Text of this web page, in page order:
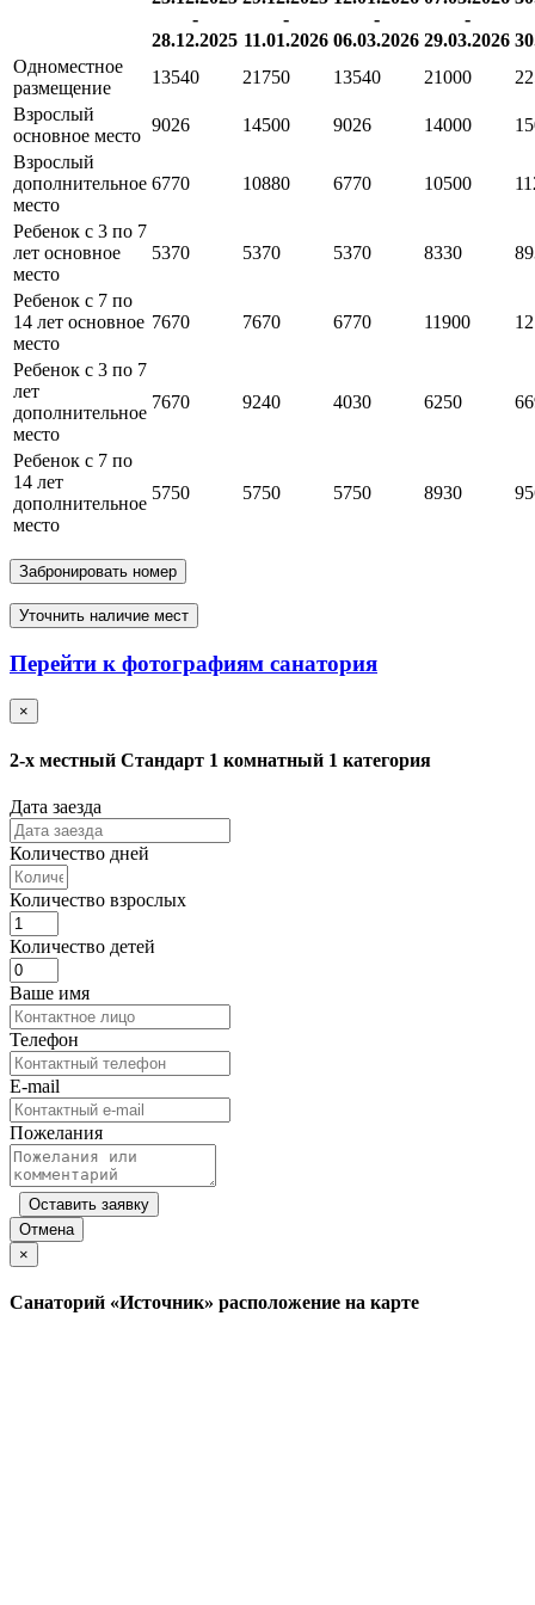
-
28.12.2025
-
11.01.2026
-
06.03.2026
-
29.03.2026
Одноместное
размещение
13540 21750 13540 21000
Взрослый
основное место
9026 14500 9026 14000
Взрослый
дополнительное
место
6770 10880 6770 10500
Ребенок с 3 по 7
лет основное
место
5370 5370 5370 8330
Ребенок с 7 по
14 лет основное
место
7670 7670 6770 11900
Ребенок с 3 по 7
лет
дополнительное
место
7670 9240 4030 6250
Ребенок с 7 по
14 лет
дополнительное
место
5750 5750 5750 8930
Забронировать номер
Уточнить наличие мест
Перейти к фотографиям санатория
×
2-х местный Стандарт 1 комнатный 1 категория
Дата заезда
Количество дней
Количество взрослых
Количество детей
Ваше имя
Телефон
E-mail
Пожелания
Оставить заявку
Отмена
×
Санаторий «Источник» расположение на карте